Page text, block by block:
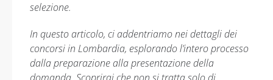
selezione.
In questo articolo, ci addentriamo nei dettagli dei
concorsi in Lombardia, esplorando l’intero processo
dalla preparazione alla presentazione della